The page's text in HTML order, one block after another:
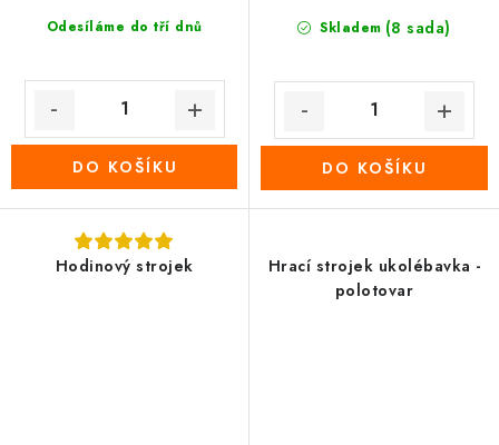
Odesíláme do tří dnů
DO KOŠÍKU
Skladem (8 sada)
DO KOŠÍKU
Hodinový strojek
Hrací strojek ukolébavka -
polotovar